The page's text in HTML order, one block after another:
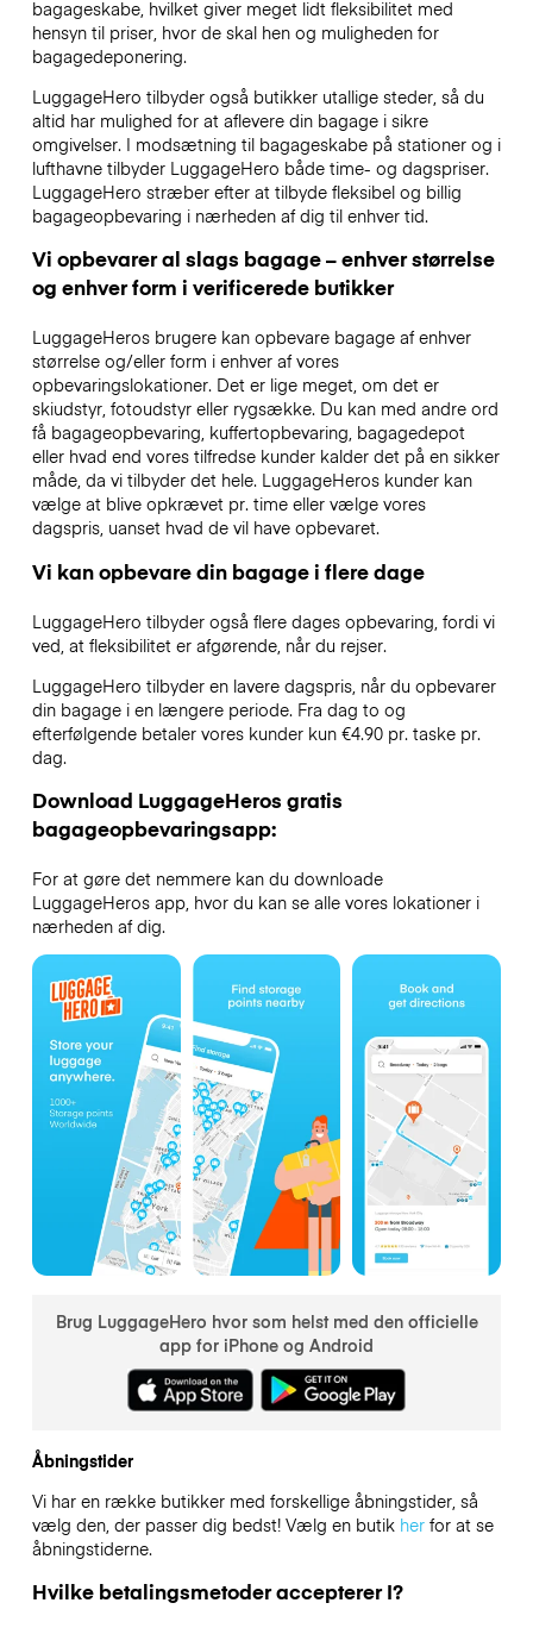
bagageskabe, hvilket giver meget lidt fleksibilitet med
hensyn til priser, hvor de skal hen og muligheden for
bagagedeponering.
LuggageHero tilbyder også butikker utallige steder, så du
altid har mulighed for at aflevere din bagage i sikre
omgivelser. I modsætning til bagageskabe på stationer og i
lufthavne tilbyder LuggageHero både time- og dagspriser.
LuggageHero stræber efter at tilbyde fleksibel og billig
bagageopbevaring i nærheden af dig til enhver tid.
Vi opbevarer al slags bagage – enhver størrelse
og enhver form i verificerede butikker
LuggageHeros brugere kan opbevare bagage af enhver
størrelse og/eller form i enhver af vores
opbevaringslokationer. Det er lige meget, om det er
skiudstyr, fotoudstyr eller rygsække. Du kan med andre ord
få bagageopbevaring, kuffertopbevaring, bagagedepot
eller hvad end vores tilfredse kunder kalder det på en sikker
måde, da vi tilbyder det hele. LuggageHeros kunder kan
vælge at blive opkrævet pr. time eller vælge vores
dagspris, uanset hvad de vil have opbevaret.
Vi kan opbevare din bagage i flere dage
LuggageHero tilbyder også flere dages opbevaring, fordi vi
ved, at fleksibilitet er afgørende, når du rejser.
LuggageHero tilbyder en lavere dagspris, når du opbevarer
din bagage i en længere periode. Fra dag to og
efterfølgende betaler vores kunder kun €4.90 pr. taske pr.
dag.
Download LuggageHeros gratis
bagageopbevaringsapp:
For at gøre det nemmere kan du downloade
LuggageHeros app, hvor du kan se alle vores lokationer i
nærheden af dig.
Brug LuggageHero hvor som helst med den officielle
app for iPhone og Android
Åbningstider
Vi har en række butikker med forskellige åbningstider, så
vælg den, der passer dig bedst! Vælg en butik herfor at se
åbningstiderne.
Hvilke betalingsmetoder accepterer I?